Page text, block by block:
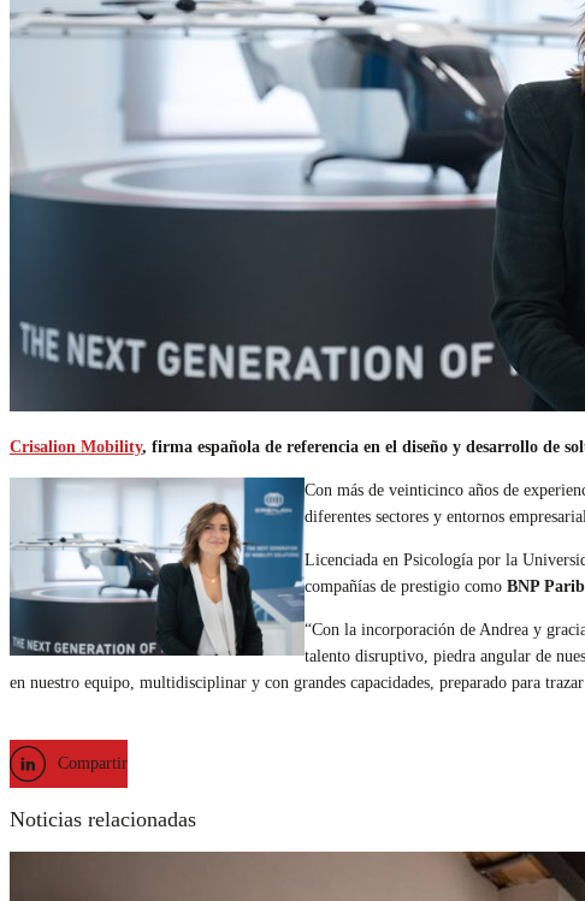
Crisalion Mobility, firma española de referencia en el diseño y desarrollo de
Con más de veinticinco años de
diferentes sectores y entornos
Licenciada en Psicología por la
compañías de prestigio como BNP
“Con la incorporación de Andrea y
talento disruptivo, piedra angular de
en nuestro equipo, multidisciplinar y con grandes capacidades, preparado para
Compartir
Noticias relacionadas